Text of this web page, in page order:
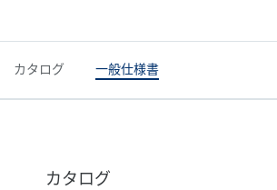
カタログ 一般仕様書
カタログ